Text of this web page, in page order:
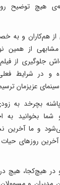
هیچ توضیح
هم‌کاران و به
از همین
جلوگیری از
و در شرایط
سینمای عزیزمان
بچرخد به
بخوانید به
و ما آخرین
روزهای
در هیچ‌کجا، هیچ